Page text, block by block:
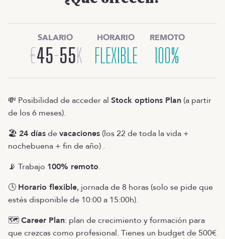
SALARIO
€45-55K
HORARIO
FLEXIBLE
REMOTO
100%
💸 Posibilidad de acceder al Stock options Plan (a partir
de los 6 meses).
🏖️ 24 díasdevacaciones (los 22 de toda la vida +
nochebuena + fin de año) .
📡 Trabajo 100% remoto.
🕓 Horario flexible, jornada de 8 horas (solo se pide que
estés disponible de 10:00 a 15:00h).
🗺️Career Plan: plan de crecimiento y formación para
que crezcas como profesional. Tienes un budget de 500€